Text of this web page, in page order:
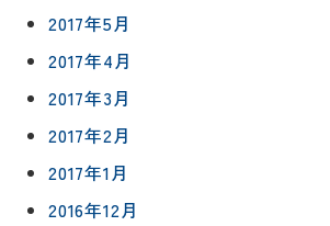
2017年5月
2017年4月
2017年3月
2017年2月
2017年1月
2016年12月